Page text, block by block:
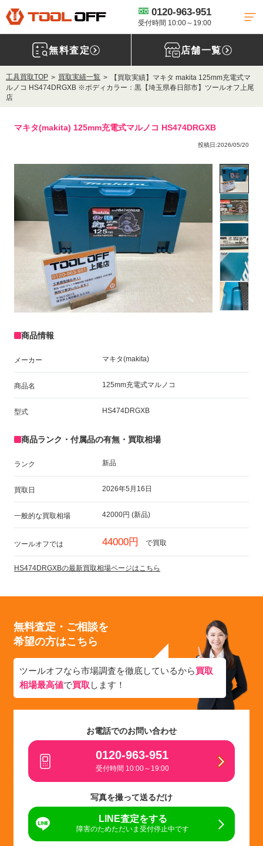
0120-963-951
受付時間 10:00～19:00
無料査定 店舗一覧
工具買取TOP 買取実績一覧
【買取実績】マキタ makita 125mm充電式マ
ルノコ HS474DRGXB ※ボディカラー：黒【埼玉県春日部市】ツールオフ上尾
店
マキタ(makita) 125mm充電式マルノコ HS474DRGXB
投稿日:2026/05/20
商品情報
メーカー マキタ(makita)
商品名 125mm充電式マルノコ
型式 HS474DRGXB
商品ランク・付属品の有無・買取相場
ランク 新品
買取日 2026年5月16日
一般的な買取相場 42000円 (新品)
ツールオフでは 44000円 で買取
HS474DRGXBの最新買取相場ページはこちら
無料査定・ご相談を
希望の方はこちら
ツールオフなら市場調査を徹底しているから買取
相場最高値で買取 します！
お電話でのお問い合わせ
0120-963-951
受付時間 10:00～19:00
写真を撮って送るだけ
LINE査定をする
障害のためただいま受付停止中です